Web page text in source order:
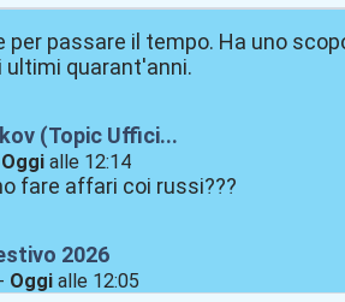
per passare il tempo. Ha uno
ultimi quarant'anni.
(Topic Uffici...
Oggi alle 12:14
fare affari coi russi???
2026
- Oggi alle 12:05